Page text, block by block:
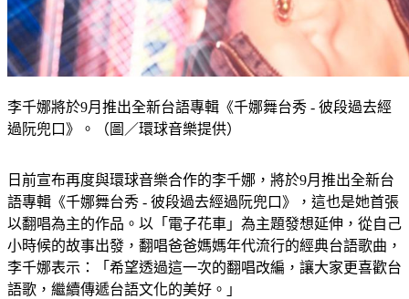
李千娜將於9月推出全新台語專輯《千娜舞台秀 - 彼段過去經
過阮兜口》。（圖／環球音樂提供）
日前宣布再度與環球音樂合作的李千娜，將於9月推出全新台
語專輯《千娜舞台秀 - 彼段過去經過阮兜口》，這也是她首張
以翻唱為主的作品。以「電子花車」為主題發想延伸，從自己
小時候的故事出發，翻唱爸爸媽媽年代流行的經典台語歌曲，
李千娜表示：「希望透過這一次的翻唱改編，讓大家更喜歡台
語歌，繼續傳遞台語文化的美好。」